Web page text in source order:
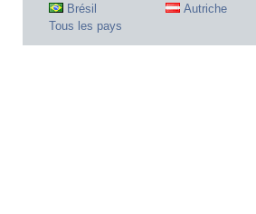
Brésil
Autriche
Tous les pays